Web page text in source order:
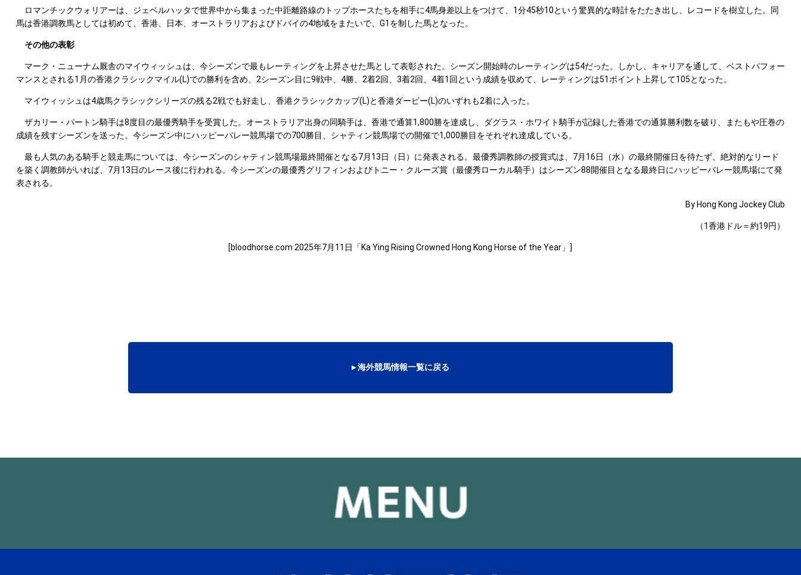
ロマンチックウォリアーは、ジェベルハッタで世界中から集まった中距離路線のトップホースたちを相手に4馬身差以上をつけて、1分45秒10という驚異的な時計をたたき出し、レコードを樹立した。同
馬は香港調教馬としては初めて、香港、日本、オーストラリアおよびドバイの4地域をまたいで、G1を制した馬となった。
その他の表彰
マーク・ニューナム厩舎のマイウィッシュは、今シーズンで最もレーティングを上昇させた馬として表彰された。シーズン開始時のレーティングは54だった。しかし、キャリアを通して、ベストパフォー
マンスとされる1月の香港クラシックマイル(L)での勝利を含め、2シーズン目に9戦中、4勝、2着2回、3着2回、4着1回という成績を収めて、レーティングは51ポイント上昇して105となった。
マイウィッシュは4歳馬クラシックシリーズの残る2戦でも好走し、香港クラシックカップ(L)と香港ダービー(L)のいずれも2着に入った。
ザカリー・パートン騎手は8度目の最優秀騎手を受賞した。オーストラリア出身の同騎手は、香港で通算1,800勝を達成し、ダグラス・ホワイト騎手が記録した香港での通算勝利数を破り、またもや圧巻の
成績を残すシーズンを送った。今シーズン中にハッピーバレー競馬場での700勝目、シャティン競馬場での開催で1,000勝目をそれぞれ達成している。
最も人気のある騎手と競走馬については、今シーズンのシャティン競馬場最終開催となる7月13日（日）に発表される。最優秀調教師の授賞式は、7月16日（水）の最終開催日を待たず、絶対的なリード
を築く調教師がいれば、7月13日のレース後に行われる。今シーズンの最優秀グリフィンおよびトニー・クルーズ賞（最優秀ローカル騎手）はシーズン88開催目となる最終日にハッピーバレー競馬場にて発
表される。
By Hong Kong Jockey Club
（1香港ドル＝約19円）
[bloodhorse.com 2025年7月11日「Ka Ying Rising Crowned Hong Kong Horse of the Year」]
▸ 海外競馬情報一覧に戻る